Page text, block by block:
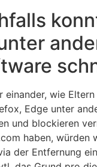
einander, wie
Edge unter
und blockieren
haben, würden
der Entfernung